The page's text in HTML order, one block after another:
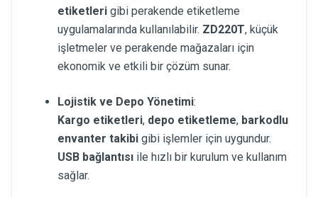
etiketleri gibi perakende etiketleme
uygulamalarında kullanılabilir. ZD220T, küçük
işletmeler ve perakende mağazaları için
ekonomik ve etkili bir çözüm sunar.
Lojistik ve Depo Yönetimi:
Kargo etiketleri, depo etiketleme, barkodlu
envanter takibi gibi işlemler için uygundur.
USB bağlantısı ile hızlı bir kurulum ve kullanım
sağlar.